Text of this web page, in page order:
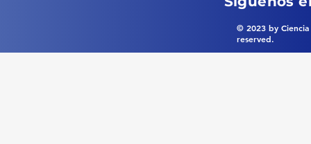
© 2023 by
reserved.